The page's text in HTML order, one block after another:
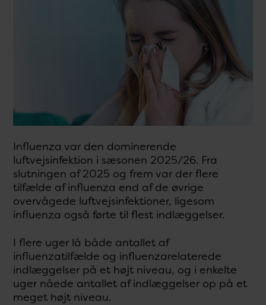
Influenza var den dominerende
luftvejsinfektion i sæsonen 2025/26. Fra
slutningen af 2025 og frem var der flere
tilfælde af influenza end af de øvrige
overvågede luftvejsinfektioner, ligesom
influenza også førte til flest indlæggelser.
I flere uger lå både antallet af
influenzatilfælde og influenzarelaterede
indlæggelser på et højt niveau, og i enkelte
uger nåede antallet af indlæggelser op på et
meget højt niveau.